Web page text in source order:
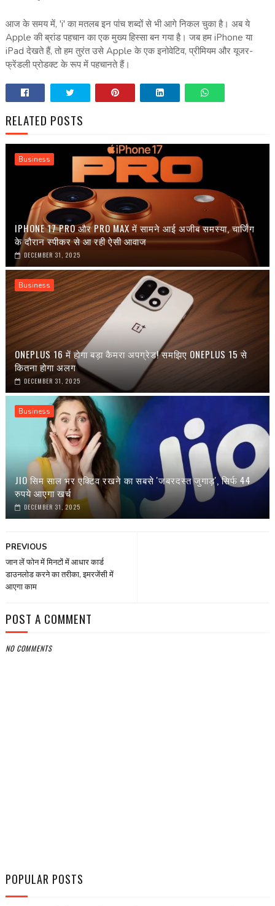
आज के समय में, 'i' का मतलब इन पांच शब्दों से भी आगे निकल चुका है। अब ये
Apple की ब्रांड पहचान का एक मुख्य हिस्सा बन गया है। जब हम iPhone या
iPad देखते हैं, तो हम तुरंत उसे Apple के एक इनोवेटिव, प्रीमियम और यूजर-
फ्रेंडली प्रोडक्ट के रूप में पहचानते हैं।
RELATED POSTS
Business
IPHONE 17 PRO और PRO MAX में सामने आई अजीब समस्या, चार्जिंग
के दौरान स्पीकर से आ रही ऐसी आवाज
DECEMBER 31, 2025
Business
ONEPLUS 16 में होगा बड़ा कैमरा अपग्रेड! समझिए ONEPLUS 15 से
कितना होगा अलग
DECEMBER 31, 2025
Business
JIO सिम साल भर एक्टिव रखने का सबसे 'जबरदस्त जुगाड़', सिर्फ 44
रुपये आएगा खर्च
DECEMBER 31, 2025
PREVIOUS
जान लें फोन में मिनटों में आधार कार्ड
डाउनलोड करने का तरीका, इमरजेंसी में
आएगा काम
POST A COMMENT
NO COMMENTS
POPULAR POSTS